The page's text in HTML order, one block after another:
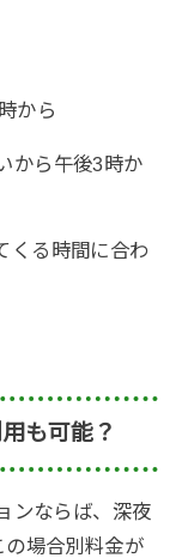
から
から午後3時か
くる時間に合わ
も可能？
ンならば、深夜
の場合別料金が